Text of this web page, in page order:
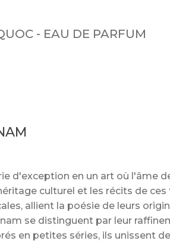
- EAU DE PARFUM
d'exception en un art où l'âme
culturel et les récits de
allient la poésie de leurs
se distinguent par leur
en petites séries, ils unissent